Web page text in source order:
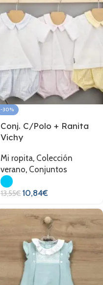
-30%
Conj. C/Polo + Ranita
Vichy
Mi ropita, Colección
verano, Conjuntos
13,55€ 10,84€